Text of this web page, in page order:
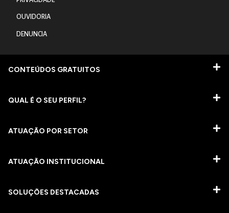
OUVIDORIA
DENUNCIA
CONTEÚDOS GRATUITOS
QUAL É O SEU PERFIL?
ATUAÇÃO POR SETOR
ATUAÇÃO INSTITUCIONAL
SOLUÇÕES DESTACADAS